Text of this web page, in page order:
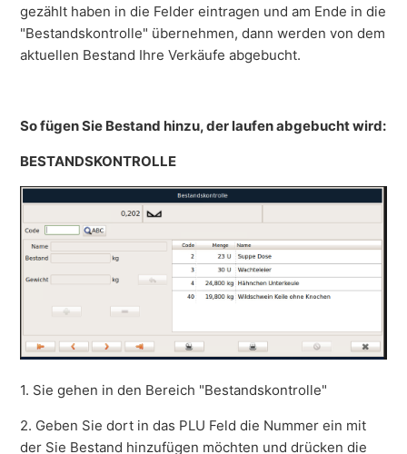
gezählt haben in die Felder eintragen und am Ende in die
"Bestandskontrolle" übernehmen, dann werden von dem
aktuellen Bestand Ihre Verkäufe abgebucht.
So fügen Sie Bestand hinzu, der laufen abgebucht wird:
BESTANDSKONTROLLE
1. Sie gehen in den Bereich "Bestandskontrolle"
2. Geben Sie dort in das PLU Feld die Nummer ein mit
der Sie Bestand hinzufügen möchten und drücken die